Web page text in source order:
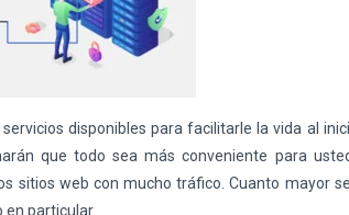
servicios disponibles para facilitarle la vida al
que todo sea más conveniente para
sitios web con mucho tráfico. Cuanto mayor
en particular.